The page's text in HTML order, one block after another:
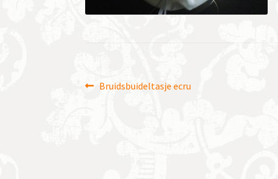
Bericht
Vorig
Bruidsbuideltasje ecru